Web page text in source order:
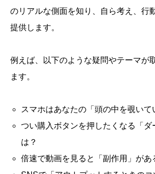
のリアルな側面を知り、自ら考え、行
提供します。
例えば、以下のような疑問やテーマが
ます。
スマホはあなたの「頭の中を覗いて
つい購入ボタンを押したくなる「ダ
は？
倍速で動画を見ると「副作用」があ